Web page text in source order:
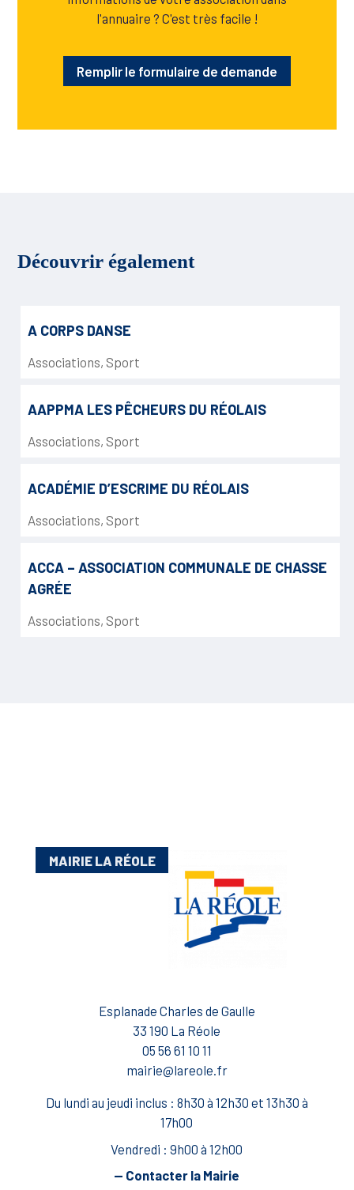
l'annuaire ? C'est très facile !
Remplir le formulaire de demande
Découvrir également
A CORPS DANSE
Associations, Sport
AAPPMA LES PÊCHEURS DU RÉOLAIS
Associations, Sport
ACADÉMIE D’ESCRIME DU RÉOLAIS
Associations, Sport
ACCA – ASSOCIATION COMMUNALE DE CHASSE
AGRÉE
Associations, Sport
MAIRIE LA RÉOLE
Esplanade Charles de Gaulle
33 190 La Réole
05 56 61 10 11
mairie@lareole.fr
Du lundi au jeudi inclus : 8h30 à 12h30 et 13h30 à
17h00
Vendredi : 9h00 à 12h00
— Contacter la Mairie